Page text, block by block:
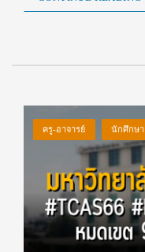
ครู-อาจารย์ นักศึกษา